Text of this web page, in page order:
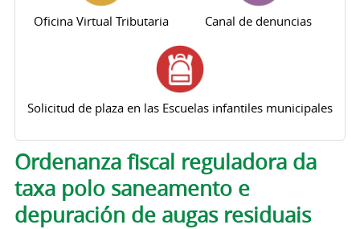
Oficina Virtual Tributaria Canal de denuncias
Solicitud de plaza en las Escuelas infantiles municipales
Solapas principales
Ordenanza fiscal reguladora da
taxa polo saneamento e
depuración de augas residuais